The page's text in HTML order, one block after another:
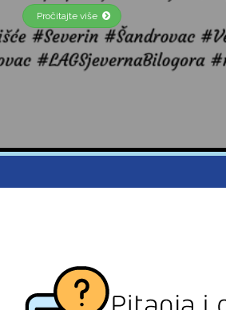
Pročitajte više